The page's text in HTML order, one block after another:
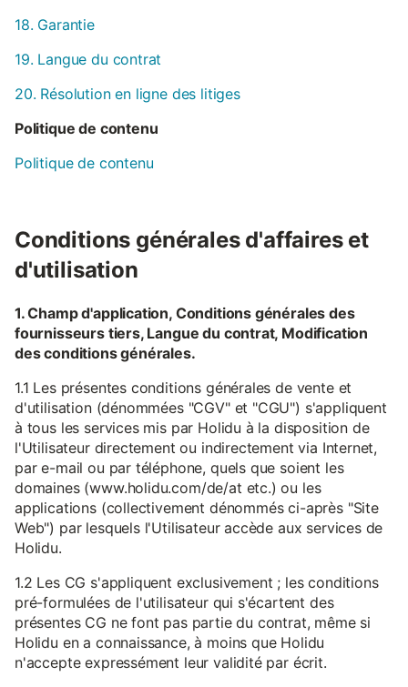
18. Garantie
19. Langue du contrat
20. Résolution en ligne des litiges
Politique de contenu
Politique de contenu
Conditions générales d'affaires et
d'utilisation
1. Champ d'application, Conditions générales des
fournisseurs tiers, Langue du contrat, Modification
des conditions générales.
1.1 Les présentes conditions générales de vente et
d'utilisation (dénommées "CGV" et "CGU") s'appliquent
à tous les services mis par Holidu à la disposition de
l'Utilisateur directement ou indirectement via Internet,
par e-mail ou par téléphone, quels que soient les
domaines (www.holidu.com/de/at etc.) ou les
applications (collectivement dénommés ci-après "Site
Web") par lesquels l'Utilisateur accède aux services de
Holidu.
1.2 Les CG s'appliquent exclusivement ; les conditions
pré-formulées de l'utilisateur qui s'écartent des
présentes CG ne font pas partie du contrat, même si
Holidu en a connaissance, à moins que Holidu
n'accepte expressément leur validité par écrit.